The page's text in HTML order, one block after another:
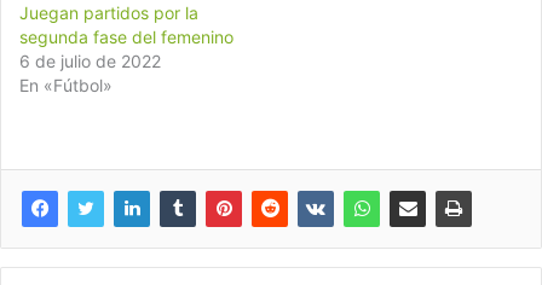
Juegan partidos por la
segunda fase del femenino
6 de julio de 2022
En «Fútbol»